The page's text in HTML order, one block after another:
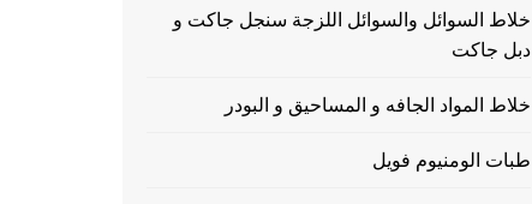
خلاط السوائل والسوائل اللزجة سنجل جاكت و
دبل جاكت
خلاط المواد الجافه و المساحيق و البودر
طبات الومنيوم فويل